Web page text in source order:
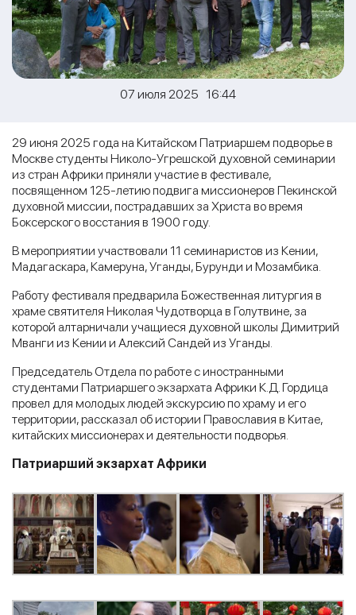
07 июля 2025 16:44
29 июня 2025 года на Китайском Патриаршем подворье в
Москве студенты Николо-Угрешской духовной семинарии
из стран Африки приняли участие в фестивале,
посвященном 125-летию подвига миссионеров Пекинской
духовной миссии, пострадавших за Христа во время
Боксерского восстания в 1900 году.
В мероприятии участвовали 11 семинаристов из Кении,
Мадагаскара, Камеруна, Уганды, Бурунди и Мозамбика.
Работу фестиваля предварила Божественная литургия в
храме святителя Николая Чудотворца в Голутвине, за
которой алтарничали учащиеся духовной школы Димитрий
Мванги из Кении и Алексий Сандей из Уганды.
Председатель Отдела по работе с иностранными
студентами Патриаршего экзархата Африки К.Д. Гордица
провел для молодых людей экскурсию по храму и его
территории, рассказал об истории Православия в Китае,
китайских миссионерах и деятельности подворья.
Патриарший экзархат Африки